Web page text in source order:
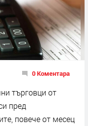
0 Коментара
търговци от
пред
повече от месец